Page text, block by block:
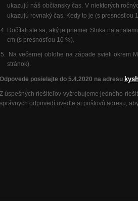
ukazujú náš občiansky čas. V niektorých
ukazujú rovnaký čas. Kedy to je (s presnosťou
Dočítali ste sa, aký je priemer Slnka na
cm (s presnosťou 10 %).
Na večernej oblohe na západe svieti okrem
stránok).
posielajte do 5.4.2020 na adresu
úspešných riešiteľov vyžrebujeme jedného
odpovedí uveďte aj poštovú adresu,